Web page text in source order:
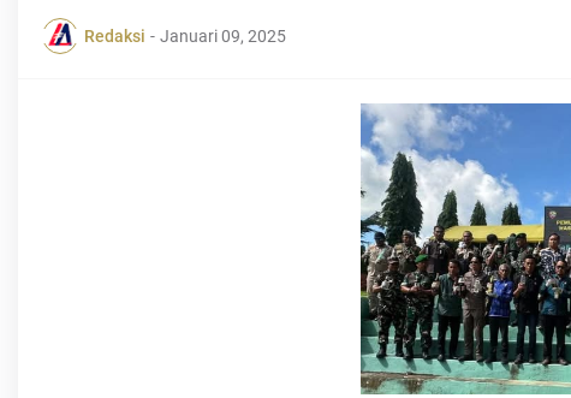
Redaksi - Januari 09, 2025